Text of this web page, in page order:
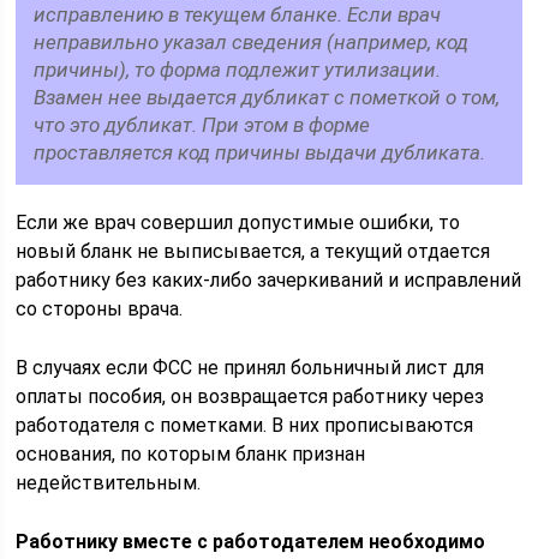
исправлению в текущем бланке. Если врач
неправильно указал сведения (например, код
причины), то форма подлежит утилизации.
Взамен нее выдается дубликат с пометкой о том,
что это дубликат. При этом в форме
проставляется код причины выдачи дубликата.
Если же врач совершил допустимые ошибки, то
новый бланк не выписывается, а текущий отдается
работнику без каких-либо зачеркиваний и исправлений
со стороны врача.
В случаях если ФСС не принял больничный лист для
оплаты пособия, он возвращается работнику через
работодателя с пометками. В них прописываются
основания, по которым бланк признан
недействительным.
Работнику вместе с работодателем необходимо